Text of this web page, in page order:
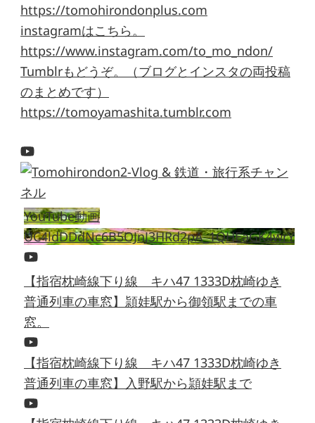
https://tomohirondonplus.com
instagramはこちら。
https://www.instagram.com/to_mo_ndon/
Tumblrもどうぞ。（ブログとインスタの両投稿
のまとめです）
https://tomoyamashita.tumblr.com
YouTube動画
UC4ldDDdNc6B5OJnJ3HRd2pA_1QHEaGK4wrY
【指宿枕崎線下り線 キハ47 1333D枕崎ゆき
普通列車の車窓】頴娃駅から御領駅までの車
窓。
【指宿枕崎線下り線 キハ47 1333D枕崎ゆき
普通列車の車窓】入野駅から頴娃駅まで